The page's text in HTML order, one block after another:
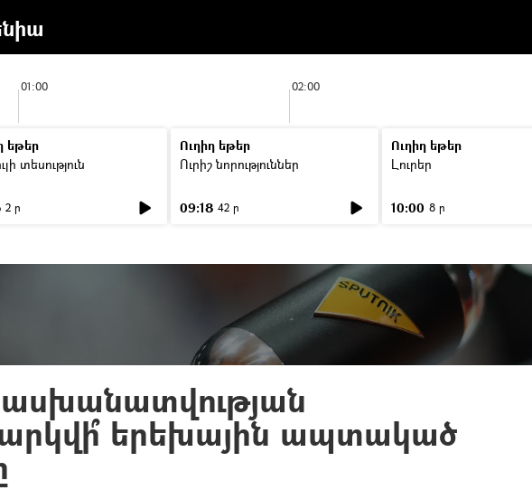
01:00 02:00
եթեր
տեսություն
2 ր
Ուղիղ եթեր
Ուրիշ նորություններ
09:18 42 ր
Ուղիղ եթեր
Լուրեր
10:00 8 ր
երեխային ապտակած